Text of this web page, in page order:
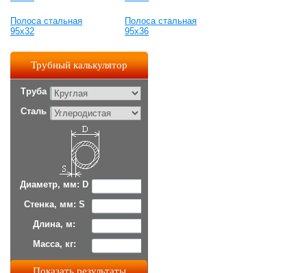
Полоса стальная
95x32
Полоса стальная
95x36
Трубный калькулятор
Труба
Сталь
Диаметр, мм: D
Стенка, мм: S
Длина, м:
Масса, кг: